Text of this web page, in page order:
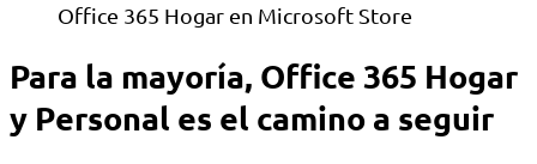
Office 365 Hogar en Microsoft Store
Para la mayoría, Office 365 Hogar
y Personal es el camino a seguir